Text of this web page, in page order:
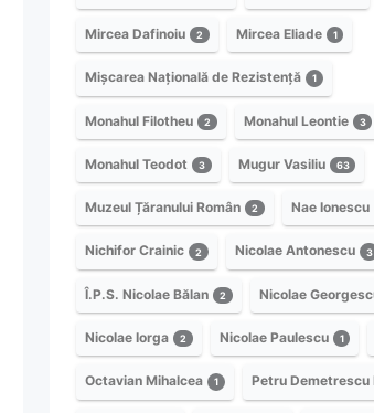
Mircea Dafinoiu 2 Mircea Eliade 1
Mișcarea Națională de Rezistență 1
Monahul Filotheu 2 Monahul Leontie 3
Monahul Teodot 3 Mugur Vasiliu 63
Muzeul Țăranului Român 2 Nae Ionescu
Nichifor Crainic 2 Nicolae Antonescu 3
Î.P.S. Nicolae Bălan 2 Nicolae
Nicolae Iorga 2 Nicolae Paulescu 1
Octavian Mihalcea 1 Petru Demetrescu